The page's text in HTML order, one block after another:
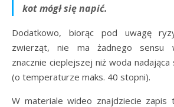
kot mógł się napić.
Dodatkowo, biorąc pod uwagę
zwierząt, nie ma żadnego sensu
znacznie cieplejszej niż woda
(o temperaturze maks. 40 stopni).
W materiale wideo znajdziecie zapis